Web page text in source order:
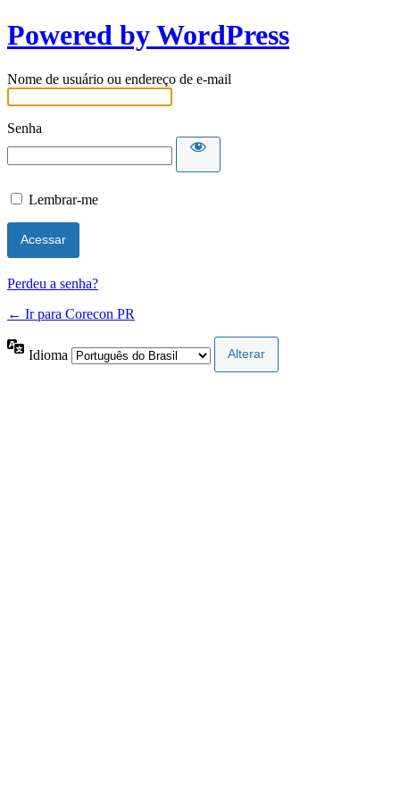
Powered by WordPress
Nome de usuário ou endereço de e-mail
Senha
Lembrar-me
Perdeu a senha?
← Ir para Corecon PR
Idioma